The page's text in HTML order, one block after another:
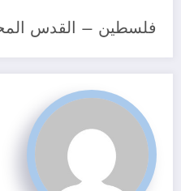
فلسطين – القدس